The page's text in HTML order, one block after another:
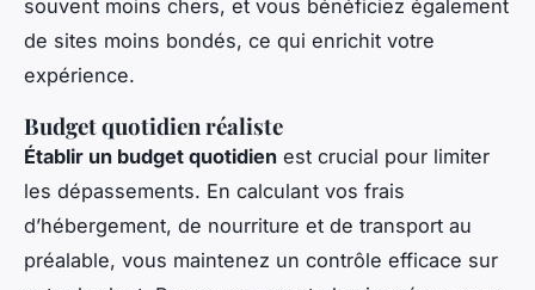
souvent moins chers, et vous bénéficiez également
de sites moins bondés, ce qui enrichit votre
expérience.
Budget quotidien réaliste
Établir un budget quotidien est crucial pour limiter
les dépassements. En calculant vos frais
d’hébergement, de nourriture et de transport au
préalable, vous maintenez un contrôle efficace sur